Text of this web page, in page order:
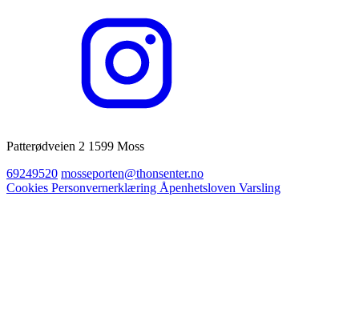
Patterødveien 2 1599 Moss
69249520 mosseporten@thonsenter.no
Cookies Personvernerklæring Åpenhetsloven Varsling